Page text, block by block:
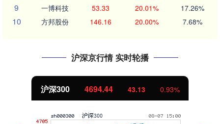
9 一博科技 53.33 20.01% 17.26%
10 方邦股份 146.16 20.00% 7.68%
沪深京行情 实时轮播
北证50 1134.24 11.37 1.01%